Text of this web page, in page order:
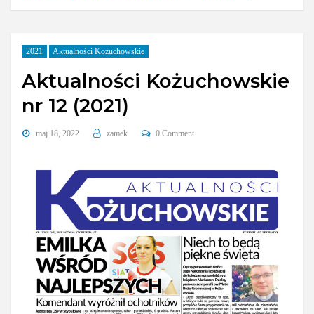
2021 Aktualności Kożuchowskie
Aktualności Kożuchowskie
nr 12 (2021)
maj 18, 2022 zamek 0 Comment